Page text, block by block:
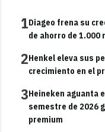
1Diageo frena su
de ahorro de 1.000
2Henkel eleva sus
crecimiento en el
3Heineken aguanta
semestre de 2026
premium